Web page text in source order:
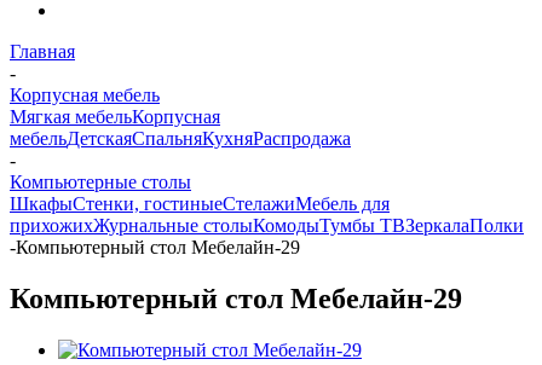
Главная
-
Корпусная мебель
Мягкая мебельКорпусная
мебельДетскаяСпальняКухняРаспродажа
-
Компьютерные столы
ШкафыСтенки, гостиныеСтелажиМебель для
прихожихЖурнальные столыКомодыТумбы ТВЗеркалаПолки
-Компьютерный стол Мебелайн-29
Компьютерный стол Мебелайн-29